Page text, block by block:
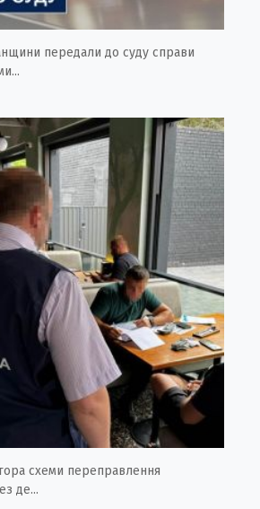
передали до суду справи
схеми переправлення
де...